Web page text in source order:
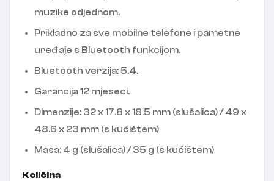
muzike odjednom.
Prikladno za sve mobilne telefone i pametne
uređaje s Bluetooth funkcijom.
Bluetooth verzija: 5.4.
Garancija 12 mjeseci.
Dimenzije: 32 x 17.8 x 18.5 mm (slušalica) / 49 x
48.6 x 23 mm (s kućištem)
Masa: 4 g (slušalica) / 35 g (s kućištem)
Količina